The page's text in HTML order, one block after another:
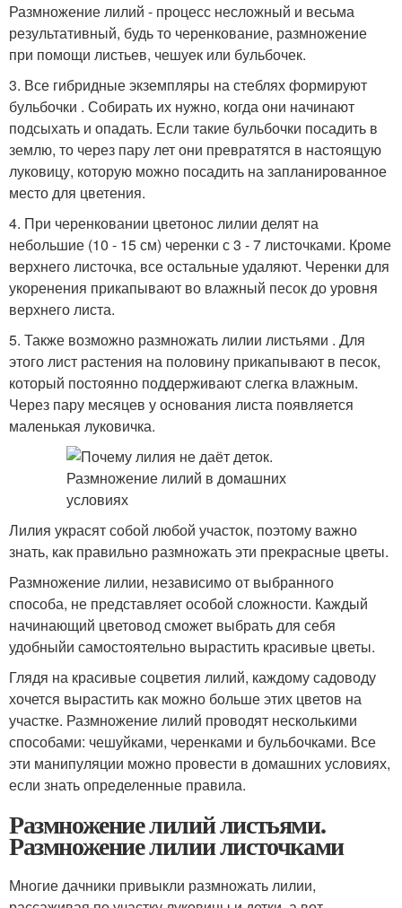
Размножение лилий - процесс несложный и весьма
результативный, будь то черенкование, размножение
при помощи листьев, чешуек или бульбочек.
3. Все гибридные экземпляры на стеблях формируют
бульбочки . Собирать их нужно, когда они начинают
подсыхать и опадать. Если такие бульбочки посадить в
землю, то через пару лет они превратятся в настоящую
луковицу, которую можно посадить на запланированное
место для цветения.
4. При черенковании цветонос лилии делят на
небольшие (10 - 15 см) черенки с 3 - 7 листочками. Кроме
верхнего листочка, все остальные удаляют. Черенки для
укоренения прикапывают во влажный песок до уровня
верхнего листа.
5. Также возможно размножать лилии листьями . Для
этого лист растения на половину прикапывают в песок,
который постоянно поддерживают слегка влажным.
Через пару месяцев у основания листа появляется
маленькая луковичка.
Лилия украсят собой любой участок, поэтому важно
знать, как правильно размножать эти прекрасные цветы.
Размножение лилии, независимо от выбранного
способа, не представляет особой сложности. Каждый
начинающий цветовод сможет выбрать для себя
удобныйи самостоятельно вырастить красивые цветы.
Глядя на красивые соцветия лилий, каждому садоводу
хочется вырастить как можно больше этих цветов на
участке. Размножение лилий проводят несколькими
способами: чешуйками, черенками и бульбочками. Все
эти манипуляции можно провести в домашних условиях,
если знать определенные правила.
Размножение лилий листьями.
Размножение лилии листочками
Многие дачники привыкли размножать лилии,